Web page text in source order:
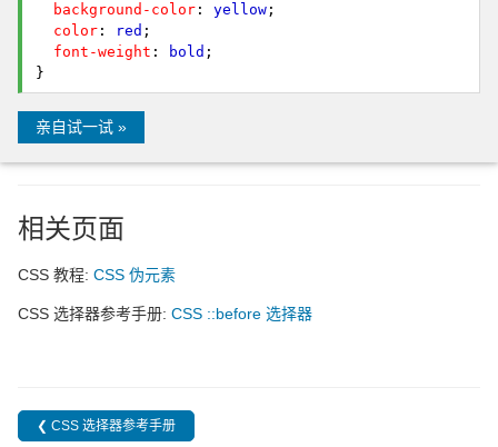
background-color : yellow ;
color : red ;
font-weight : bold ;
}
亲自试一试 »
相关页面
CSS 教程: CSS 伪元素
CSS 选择器参考手册: CSS ::before 选择器
❮ CSS 选择器参考手册